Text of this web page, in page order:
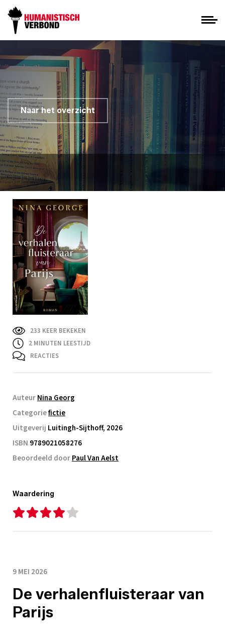
Naar het overzicht
233 KEER BEKEKEN
2 MINUTEN LEESTIJD
REACTIES
AuteurNina Georg
Categoriefictie
Uitgeverij Luitingh-Sijthoff, 2026
ISBN 9789021058276
Beoordeeld doorPaul Van Aelst
Waardering
9 MEI 2026
De verhalenfluisteraar van
Parijs